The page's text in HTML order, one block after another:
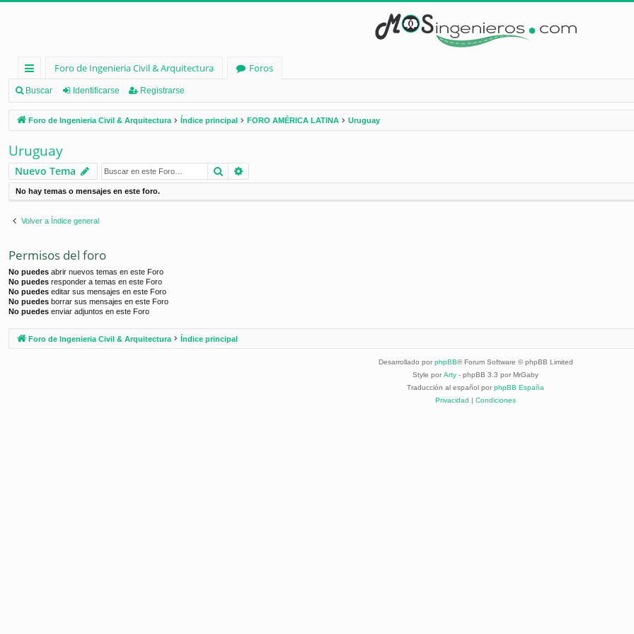
nl
ac
es
rá
pi
d
os
Foro de Ingenieria Civil & Arquitectura
Foros
Buscar Identificarse Registrarse
Foro de Ingenieria Civil & Arquitectura Índice principal FORO AMÉRICA LATINA Uruguay
Uruguay
Nuevo Tema Buscar
No hay temas o mensajes en este foro.
Volver a Índice general
Permisos del foro
No puedes abrir nuevos temas en este Foro
No puedes responder a temas en este Foro
No puedes editar sus mensajes en este Foro
No puedes borrar sus mensajes en este Foro
No puedes enviar adjuntos en este Foro
Foro de Ingenieria Civil & Arquitectura Índice principal
Desarrollado por phpBB® Forum Software © phpBB Limited
Style por Arty - phpBB 3.3 por MrGaby
Traducción al español por phpBB España
Privacidad | Condiciones